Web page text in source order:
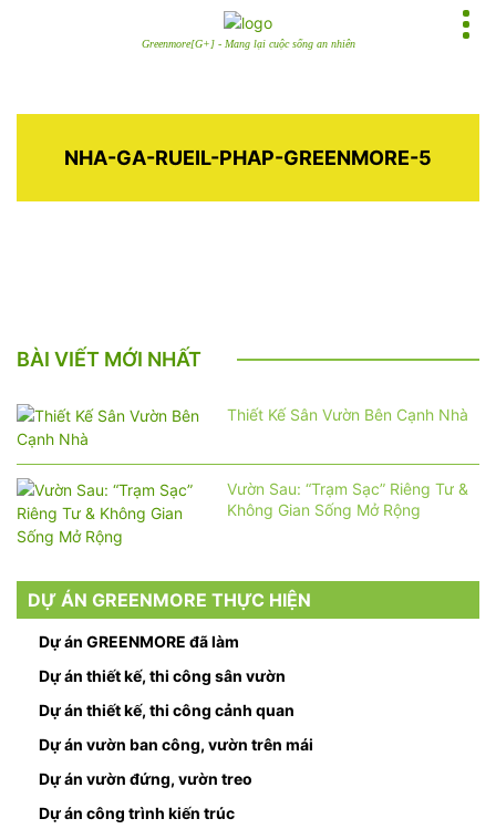
Greenmore[G+] - Mang lại cuộc sống an nhiên
NHA-GA-RUEIL-PHAP-GREENMORE-5
BÀI VIẾT MỚI NHẤT
Thiết Kế Sân Vườn Bên Cạnh Nhà
Vườn Sau: “Trạm Sạc” Riêng Tư &
Không Gian Sống Mở Rộng
DỰ ÁN GREENMORE THỰC HIỆN
Dự án GREENMORE đã làm
Dự án thiết kế, thi công sân vườn
Dự án thiết kế, thi công cảnh quan
Dự án vườn ban công, vườn trên mái
Dự án vườn đứng, vườn treo
Dự án công trình kiến trúc